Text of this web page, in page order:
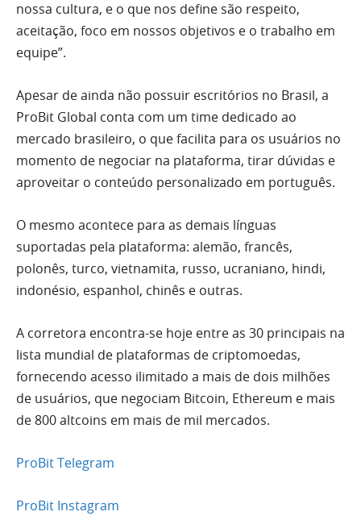
nossa cultura, e o que nos define são respeito,
aceitação, foco em nossos objetivos e o trabalho em
equipe”.
Apesar de ainda não possuir escritórios no Brasil, a
ProBit Global conta com um time dedicado ao
mercado brasileiro, o que facilita para os usuários no
momento de negociar na plataforma, tirar dúvidas e
aproveitar o conteúdo personalizado em português.
O mesmo acontece para as demais línguas
suportadas pela plataforma: alemão, francês,
polonês, turco, vietnamita, russo, ucraniano, hindi,
indonésio, espanhol, chinês e outras.
A corretora encontra-se hoje entre as 30 principais na
lista mundial de plataformas de criptomoedas,
fornecendo acesso ilimitado a mais de dois milhões
de usuários, que negociam Bitcoin, Ethereum e mais
de 800 altcoins em mais de mil mercados.
ProBit Telegram
ProBit Instagram